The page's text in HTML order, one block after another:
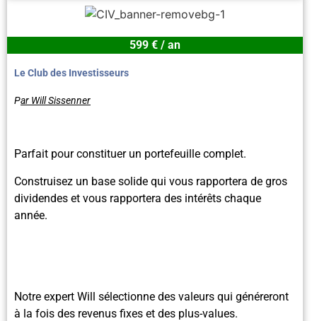
599 € / an
Le Club des Investisseurs
Par Will Sissenner
Parfait pour constituer un portefeuille complet.
Construisez un base solide qui vous rapportera de gros
dividendes et vous rapportera des intérêts chaque
année.
Notre expert Will sélectionne des valeurs qui généreront
à la fois des revenus fixes et des plus-values.